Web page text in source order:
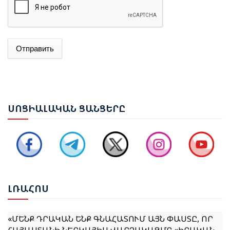
Отправить
ՍՈՑԻԱԼԱԿԱՆ ՑԱՆՑԵՐԸ
ԼՌԱՀՈՍ
ԱԴՐԲԵՋԱՆԻ ԱԳ ՆԱԽԱՐԱՐ ՋԵՅՀՈՒՆ ԲԱՅՐԱՄՈՎԸ
ԵՐԵՎԱՆՈՒՄ ԿԱՅԱՑԵԼ Է ԱՆԻԻ ԿԱՄՐՋԻ
ՎԵՐԱԿԱՆԳՆՄԱՆ ՀԱՐՑԵՐՈՎ ՀԱՅԱՍՏԱՆ-ԹՈՒՐՔԻԱ
ՀԱՅԱՍՏԱՆԻ ՆԵՐԿԱՅԻՍ ՎԱՐՉԱԿԱԶՄԸ «ԻՐԱԿԱՆ